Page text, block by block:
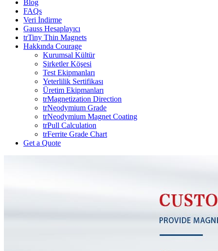
Blog
FAQs
Veri İndirme
Gauss Hesaplayıcı
trTiny Thin Magnets
Hakkında Courage
Kurumsal Kültür
Şirketler Köşesi
Test Ekipmanları
Yeterlilik Sertifikası
Üretim Ekipmanları
trMagnetization Direction
trNeodymium Grade
trNeodymium Magnet Coating
trPull Calculation
trFerrite Grade Chart
Get a Quote